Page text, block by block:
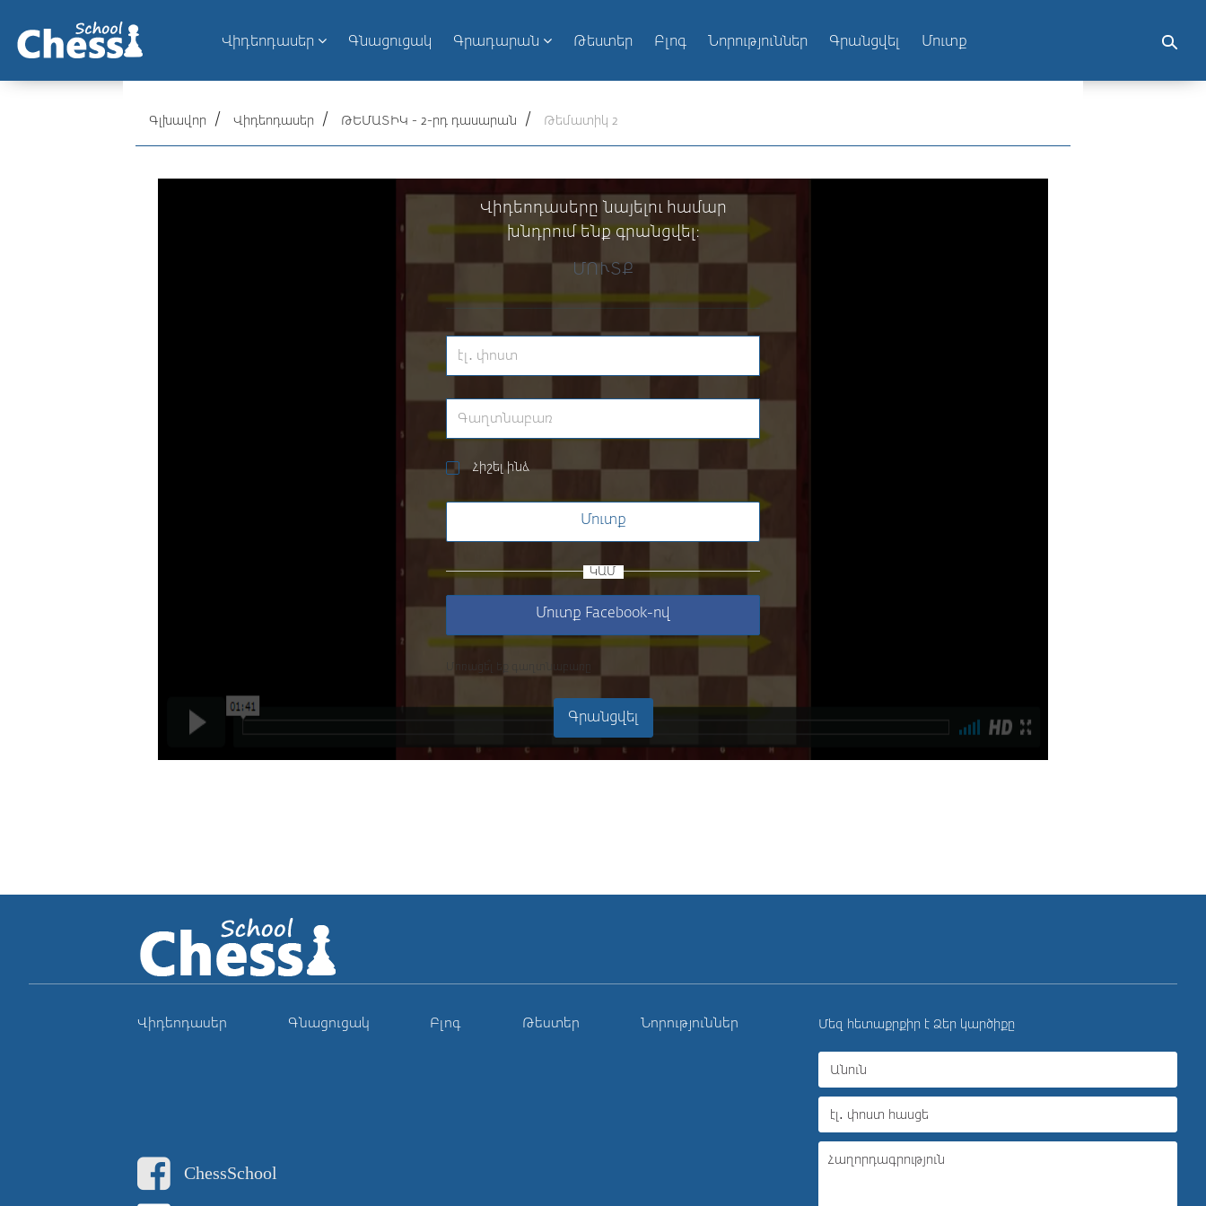
Վիդեոդասեր Գնացուցակ Գրադարան Թեստեր Բլոգ Նորություններ Գրանցվել Մուտք
Գլխավոր Վիդեոդասեր ԹԵՄԱՏԻԿ - 2-րդ դասարան Թեմատիկ 2
Վիդեոդասերը նայելու համար
խնդրում ենք գրանցվել։
ՄՈՒՏՔ
Հիշել ինձ
Մուտք
ԿԱՄ
Մուտք Facebook-ով
Մոռացե՞լ եք գաղտնաբառը
Գրանցվել
Վիդեոդասեր Գնացուցակ Բլոգ Թեստեր Նորություններ
ChessSchool
Մեզ հետաքրքիր է Ձեր կարծիքը